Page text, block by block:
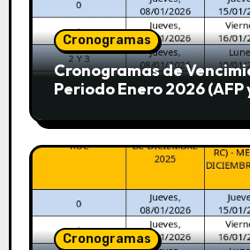
Cronogramas
Cronogramas de
Periodo Enero 2026 (AFP
Cronogramas